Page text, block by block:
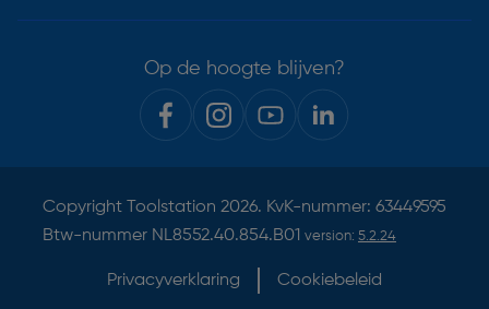
Op de hoogte blijven?
Copyright Toolstation 2026. KvK-nummer: 63449595
Btw-nummer NL8552.40.854.B01 version: 5.2.24
Privacyverklaring Cookiebeleid